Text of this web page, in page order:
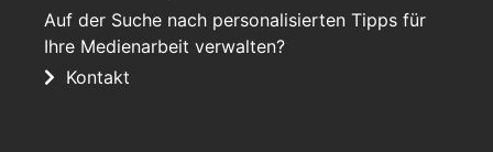
Auf der Suche nach personalisierten Tipps für
Ihre Medienarbeit verwalten?
Kontakt